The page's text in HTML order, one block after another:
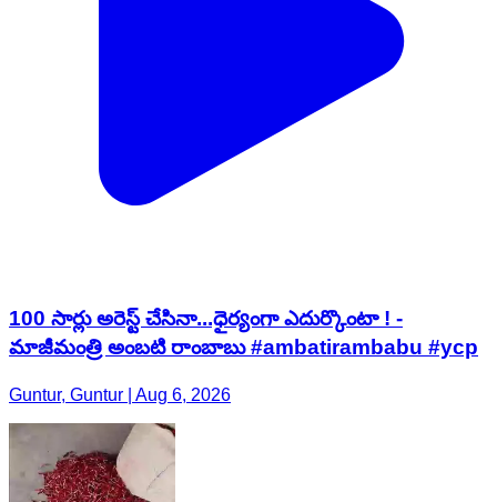
100 సార్లు అరెస్ట్ చేసినా...ధైర్యంగా ఎదుర్కొంటా ! -
మాజీమంత్రి అంబటి రాంబాబు #ambatirambabu #ycp
Guntur, Guntur | Aug 6, 2026